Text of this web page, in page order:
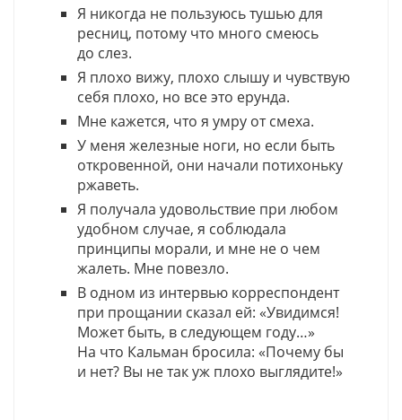
Я никогда не пользуюсь тушью для
ресниц, потому что много смеюсь
до слез.
Я плохо вижу, плохо слышу и чувствую
себя плохо, но все это ерунда.
Мне кажется, что я умру от смеха.
У меня железные ноги, но если быть
откровенной, они начали потихоньку
ржаветь.
Я получала удовольствие при любом
удобном случае, я соблюдала
принципы морали, и мне не о чем
жалеть. Мне повезло.
В одном из интервью корреспондент
при прощании сказал ей: «Увидимся!
Может быть, в следующем году…»
На что Кальман бросила: «Почему бы
и нет? Вы не так уж плохо выглядите!»